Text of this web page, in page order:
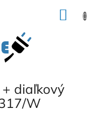
diaľkový
W